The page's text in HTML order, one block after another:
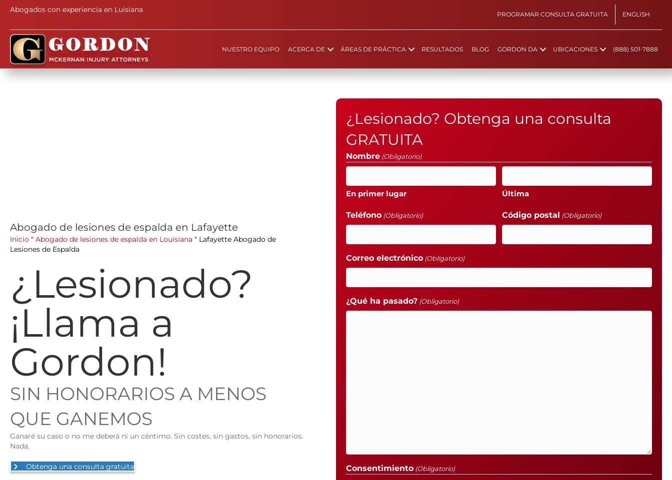
Abogados con experiencia en Luisiana
PROGRAMAR CONSULTA GRATUITA ENGLISH
NUESTRO EQUIPO ACERCA DE ÁREAS DE PRÁCTICA RESULTADOS BLOG GORDON DA UBICACIONES (888) 501-7888
Abogado de lesiones de espalda en Lafayette
Inicio " Abogado de lesiones de espalda en Louisiana " Lafayette Abogado de
Lesiones de Espalda
¿Lesionado?
¡Llama a
Gordon!
SIN HONORARIOS A MENOS
QUE GANEMOS
Ganaré su caso o no me deberá ni un céntimo. Sin costes, sin gastos, sin honorarios.
Nada.
Obtenga una consulta gratuita
¿Lesionado? Obtenga una consulta
GRATUITA
Nombre (Obligatorio)
En primer lugar Última
Teléfono (Obligatorio) Código postal (Obligatorio)
Correo electrónico (Obligatorio)
¿Qué ha pasado? (Obligatorio)
Consentimiento (Obligatorio)